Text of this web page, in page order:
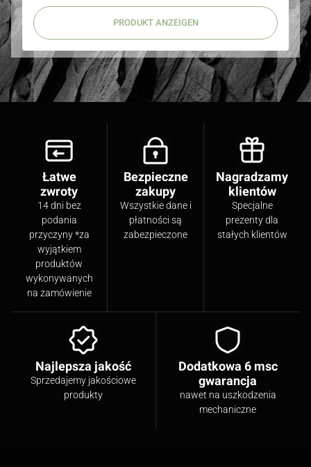
PRODUKT ANZEIGEN
Łatwe
zwroty
14 dni bez
podania
przyczyny *za
wyjątkiem
produktów
wykonywanych
na zamówienie
Bezpieczne
zakupy
Wszystkie dane i
płatności są
zabezpieczone
Nagradzamy
klientów
Specjalne
prezenty dla
stałych klientów
Najlepsza jakość
Sprzedajemy jakościowe
produkty
Dodatkowa 6 msc
gwarancja
nawet na uszkodzenia
mechaniczne